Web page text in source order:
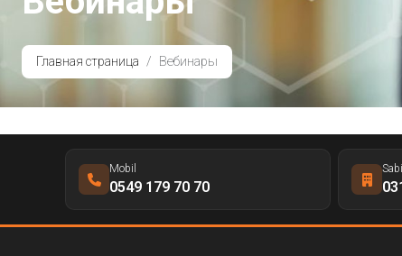
Главная страница Вебинары
Mobil
0549 179 70 70